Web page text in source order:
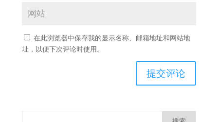
在此浏览器中保存我的显示名称、邮箱地址和网站地
址，以便下次评论时使用。